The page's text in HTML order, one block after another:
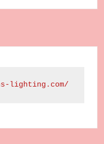
lighting.com/